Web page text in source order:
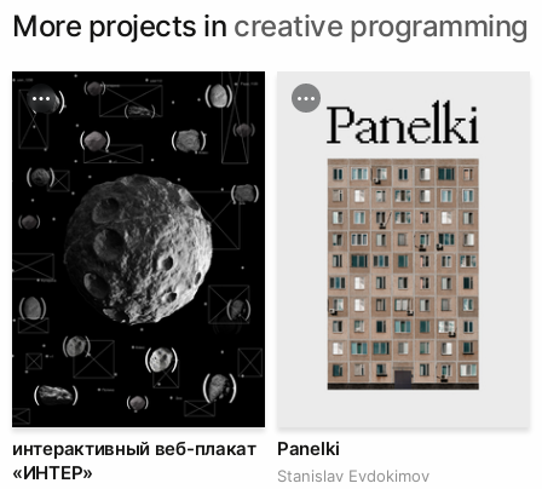
More projects in creative programming
интерактивный веб-плакат
«ИНТЕР»
Panelki
Stanislav Evdokimov